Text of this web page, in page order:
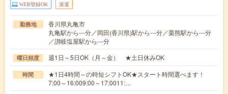
WEB登録OK 派遣
勤務地
香川県丸亀市
丸亀駅から---分／岡田(香川県)駅から---分／栗熊駅から---分
／讃岐塩屋駅から---分
曜日頻度 週1日～5日OK（月～金） ★土日休みOK
時間
★1日4時間～の時短シフトOK★スタート時間選べます！
7:00～16:009:00～17:0011:…